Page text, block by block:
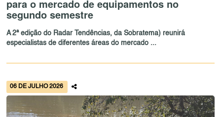
para o mercado de equipamentos no
segundo semestre
A 2ª edição do Radar Tendências, da Sobratema) reunirá
especialistas de diferentes áreas do mercado ...
06 DE JULHO 2026